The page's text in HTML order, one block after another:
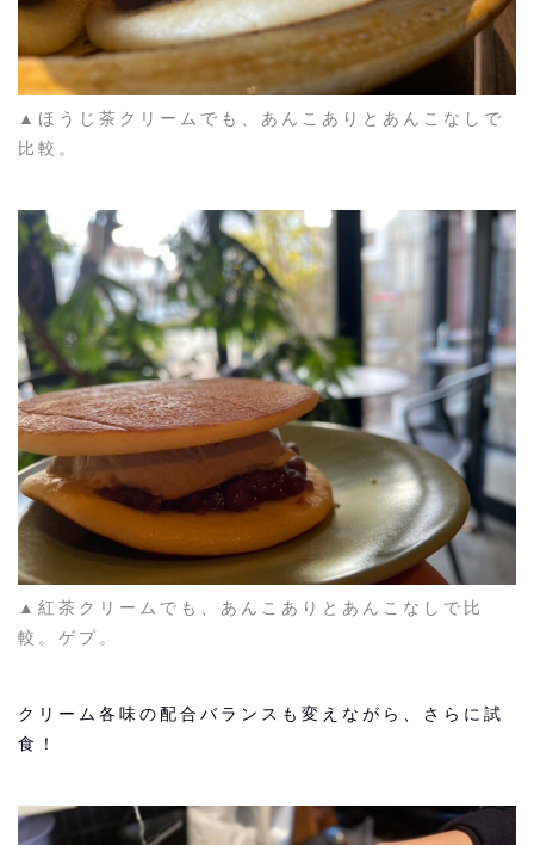
▲ほうじ茶クリームでも、あんこありとあんこなしで
比較。
▲紅茶クリームでも、あんこありとあんこなしで比
較。ゲプ。
クリーム各味の配合バランスも変えながら、さらに試
食！